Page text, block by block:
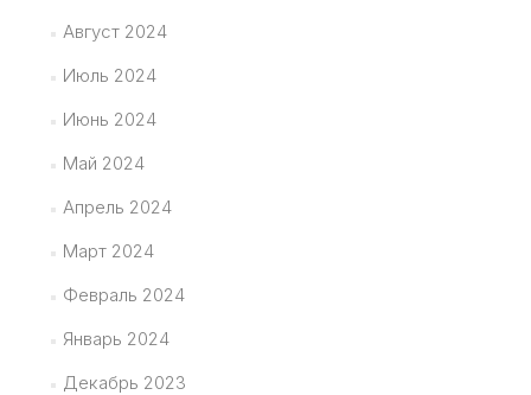
Август 2024
Июль 2024
Июнь 2024
Май 2024
Апрель 2024
Март 2024
Февраль 2024
Январь 2024
Декабрь 2023